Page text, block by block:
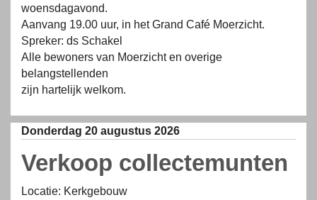
woensdagavond.
Aanvang 19.00 uur, in het Grand Café Moerzicht.
Spreker: ds Schakel
Alle bewoners van Moerzicht en overige
belangstellenden
zijn hartelijk welkom.
Donderdag 20 augustus 2026
Verkoop collectemunten
Locatie: Kerkgebouw